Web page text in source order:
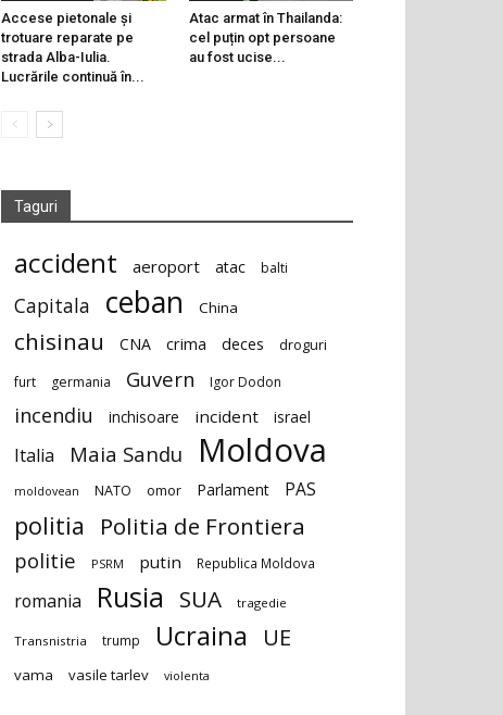
Accese pietonale și
trotuare reparate pe
strada Alba-Iulia.
Lucrările continuă în...
Atac armat în Thailanda:
cel puțin opt persoane
au fost ucise...
Taguri
accident aeroport atac balti
Capitala ceban China
chisinau CNA crima deces droguri
furt germania Guvern Igor Dodon
incendiu inchisoare incident israel
Italia Maia Sandu Moldova
moldovean NATO omor Parlament PAS
politia Politia de Frontiera
politie PSRM putin Republica Moldova
romania Rusia SUA tragedie
Transnistria trump Ucraina UE
vama vasile tarlev violenta